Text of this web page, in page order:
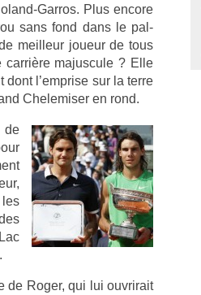
Garros. Plus en­core
sans fond dans le pal­
meil­leur joueur de tous
carrière majus­cule ? Elle
l’empr­ise sur la terre
Chelemis­er en rond.
de
les
de Roger, qui lui ouv­rirait